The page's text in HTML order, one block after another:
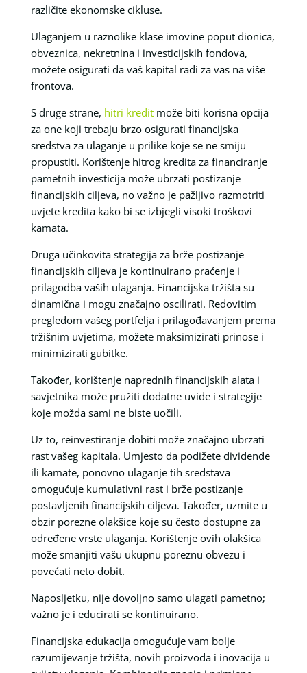
različite ekonomske cikluse.
Ulaganjem u raznolike klase imovine poput dionica,
obveznica, nekretnina i investicijskih fondova,
možete osigurati da vaš kapital radi za vas na više
frontova.
S druge strane, hitri kreditmože biti korisna opcija
za one koji trebaju brzo osigurati financijska
sredstva za ulaganje u prilike koje se ne smiju
propustiti. Korištenje hitrog kredita za financiranje
pametnih investicija može ubrzati postizanje
financijskih ciljeva, no važno je pažljivo razmotriti
uvjete kredita kako bi se izbjegli visoki troškovi
kamata.
Druga učinkovita strategija za brže postizanje
financijskih ciljeva je kontinuirano praćenje i
prilagodba vaših ulaganja. Financijska tržišta su
dinamična i mogu značajno oscilirati. Redovitim
pregledom vašeg portfelja i prilagođavanjem prema
tržišnim uvjetima, možete maksimizirati prinose i
minimizirati gubitke.
Također, korištenje naprednih financijskih alata i
savjetnika može pružiti dodatne uvide i strategije
koje možda sami ne biste uočili.
Uz to, reinvestiranje dobiti može značajno ubrzati
rast vašeg kapitala. Umjesto da podižete dividende
ili kamate, ponovno ulaganje tih sredstava
omogućuje kumulativni rast i brže postizanje
postavljenih financijskih ciljeva. Također, uzmite u
obzir porezne olakšice koje su često dostupne za
određene vrste ulaganja. Korištenje ovih olakšica
može smanjiti vašu ukupnu poreznu obvezu i
povećati neto dobit.
Naposljetku, nije dovoljno samo ulagati pametno;
važno je i educirati se kontinuirano.
Financijska edukacija omogućuje vam bolje
razumijevanje tržišta, novih proizvoda i inovacija u